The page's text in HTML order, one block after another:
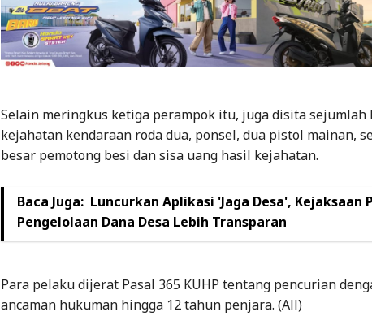
Selain meringkus ketiga perampok itu, juga disita
kejahatan kendaraan roda dua, ponsel, dua pistol mainan,
besar pemotong besi dan sisa uang hasil kejahatan.
Baca Juga: Luncurkan Aplikasi 'Jaga Desa', Kejaksaan
Pengelolaan Dana Desa Lebih Transparan
Para pelaku dijerat Pasal 365 KUHP tentang pencurian
ancaman hukuman hingga 12 tahun penjara. (All)